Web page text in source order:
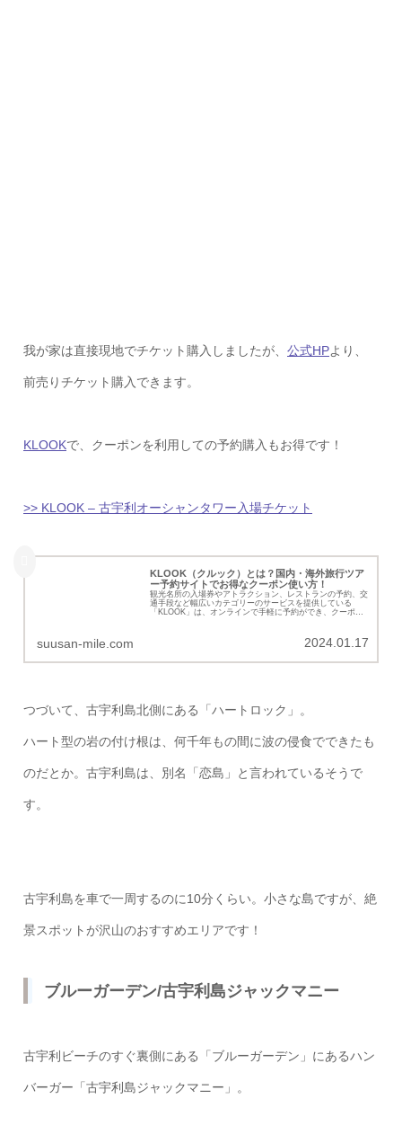
我が家は直接現地でチケット購入しましたが、 公式HPより、
前売りチケット購入できます。
KLOOKで、クーポンを利用しての予約購入もお得です！
>> KLOOK – 古宇利オーシャンタワー入場チケット
KLOOK（クルック）とは？国内・海外旅行ツア
ー予約サイトでお得なクーポン使い方！
観光名所の入場券やアトラクション、レストランの予約、交
通手段など幅広いカテゴリーのサービスを提供している
「KLOOK」は、オンラインで手軽に予約ができ、クーポン
suusan-mile.com 2024.01.17
つづいて、古宇利島北側にある「ハートロック」。
ハート型の岩の付け根は、何千年もの間に波の侵食でできたも
のだとか。古宇利島は、別名「恋島」と言われているそうで
す。
古宇利島を車で一周するのに10分くらい。小さな島ですが、絶
景スポットが沢山のおすすめエリアです！
ブルーガーデン/古宇利島ジャックマニー
古宇利ビーチのすぐ裏側にある「ブルーガーデン」にあるハン
バーガー「古宇利島ジャックマニー」。